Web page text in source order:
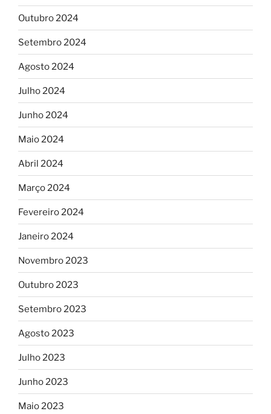
Outubro 2024
Setembro 2024
Agosto 2024
Julho 2024
Junho 2024
Maio 2024
Abril 2024
Março 2024
Fevereiro 2024
Janeiro 2024
Novembro 2023
Outubro 2023
Setembro 2023
Agosto 2023
Julho 2023
Junho 2023
Maio 2023